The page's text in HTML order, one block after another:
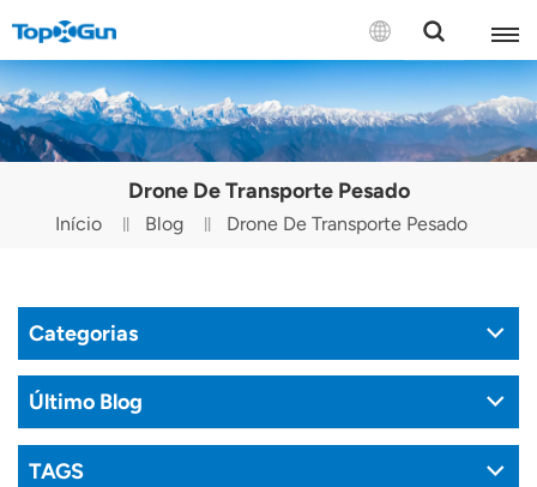
CONTACTE-NOS
English
Español
Português(Portugal)
Português(Brasil)
Drone De Transporte Pesado
Início Blog Drone De Transporte Pesado
Categorias
Último Blog
TAGS